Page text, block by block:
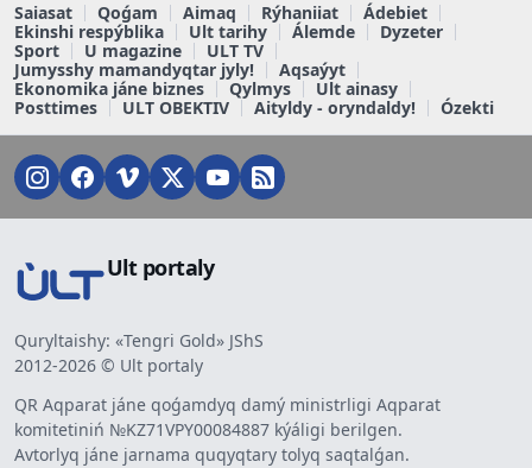
Saiasat Qoǵam Aimaq Rýhaniiat
Ádebiet
Ekinshi respýblika
Ult tarihy Álemde
Dyzeter
Sport
U magazine
ULT TV
Jumysshy mamandyqtar jyly!
Aqsaýyt
Ekonomika jáne biznes
Qylmys
Ult ainasy
Posttimes
ULT OBEKTIV Aityldy - oryndaldy! Ózekti
Ult portaly
Quryltaishy: «Tengri Gold» JShS
2012-2026 © Ult portaly
QR Aqparat jáne qoǵamdyq damý ministrligi Aqparat
komitetiniń №KZ71VPY00084887 kýáligi berilgen.
Avtorlyq jáne jarnama quqyqtary tolyq saqtalǵan.